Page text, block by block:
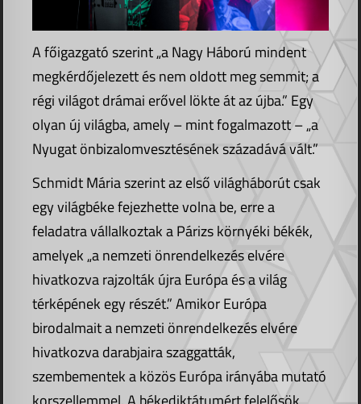
A főigazgató szerint „a Nagy Háború mindent
megkérdőjelezett és nem oldott meg semmit; a
régi világot drámai erővel lökte át az újba.” Egy
olyan új világba, amely – mint fogalmazott – „a
Nyugat önbizalomvesztésének századává vált.”
Schmidt Mária szerint az első világháborút csak
egy világbéke fejezhette volna be, erre a
feladatra vállalkoztak a Párizs környéki békék,
amelyek „a nemzeti önrendelkezés elvére
hivatkozva rajzolták újra Európa és a világ
térképének egy részét.” Amikor Európa
birodalmait a nemzeti önrendelkezés elvére
hivatkozva darabjaira szaggatták,
szembementek a közös Európa irányába mutató